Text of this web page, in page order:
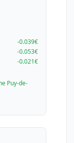
-0.039€
-0.053€
-0.021€
Puy-de-